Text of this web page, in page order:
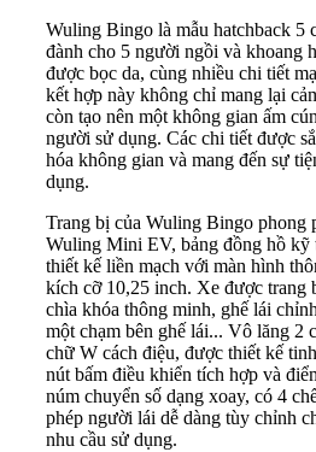
Wuling Bingo là mẫu hatchback 5
đành cho 5 người ngồi và khoang
được bọc da, cùng nhiều chi tiết
kết hợp này không chỉ mang lại
còn tạo nên một không gian ấm
người sử dụng. Các chi tiết được
hóa không gian và mang đến sự
dụng.
Trang bị của Wuling Bingo phong
Wuling Mini EV, bảng đồng hồ kỹ
thiết kế liền mạch với màn hình
kích cỡ 10,25 inch. Xe được trang
chìa khóa thông minh, ghế lái
một chạm bên ghế lái... Vô lăng 2
chữ W cách điệu, được thiết kế
nút bấm điều khiển tích hợp và
núm chuyển số dạng xoay, có 4
phép người lái dễ dàng tùy chỉnh
nhu cầu sử dụng.